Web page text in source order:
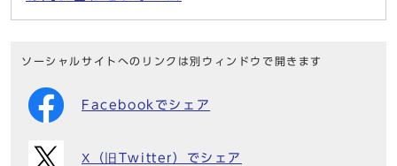
ソーシャルサイトへのリンクは別ウィンドウで開きます
Facebookでシェア
X（旧Twitter）でシェア